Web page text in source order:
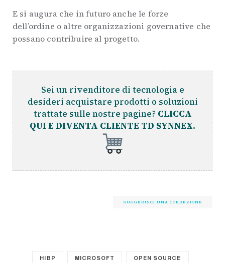
E si augura che in futuro anche le forze
dell’ordine o altre organizzazioni governative che
possano contribuire al progetto.
Sei un rivenditore di tecnologia e
desideri acquistare prodotti o soluzioni
trattate sulle nostre pagine? CLICCA
QUI E DIVENTA CLIENTE TD SYNNEX.
SUGGERISCI UNA CORREZIONE
HIBP MICROSOFT OPEN SOURCE